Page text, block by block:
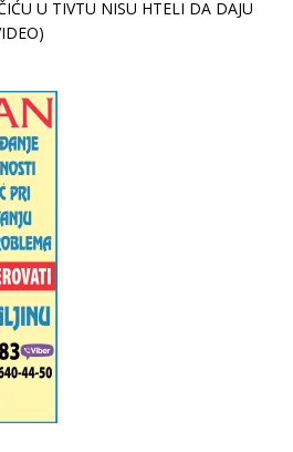
U TIVTU NISU HTELI DA DAJU